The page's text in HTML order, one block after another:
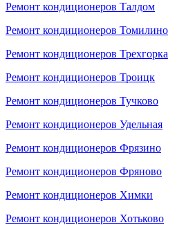
Ремонт кондиционеров Талдом
Ремонт кондиционеров Томилино
Ремонт кондиционеров Трехгорка
Ремонт кондиционеров Троицк
Ремонт кондиционеров Тучково
Ремонт кондиционеров Удельная
Ремонт кондиционеров Фрязино
Ремонт кондиционеров Фряново
Ремонт кондиционеров Химки
Ремонт кондиционеров Хотьково